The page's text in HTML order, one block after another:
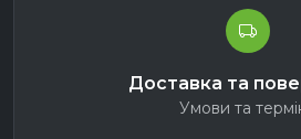
Доставка та
Умови та